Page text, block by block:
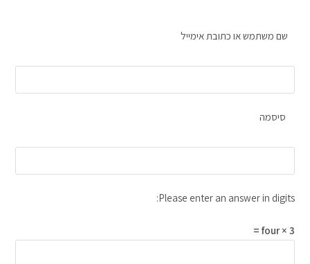
שם משתמש או כתובת אימייל
סיסמה
Please enter an answer in digits:
four × 3 =